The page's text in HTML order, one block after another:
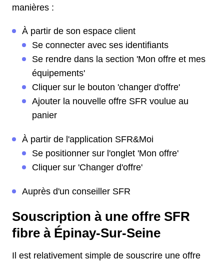
manières :
À partir de son espace client
Se connecter avec ses identifiants
Se rendre dans la section 'Mon offre et mes
équipements'
Cliquer sur le bouton 'changer d'offre'
Ajouter la nouvelle offre SFR voulue au
panier
À partir de l'application SFR&Moi
Se positionner sur l'onglet 'Mon offre'
Cliquer sur 'Changer d'offre'
Auprès d'un conseiller SFR
Souscription à une offre SFR
fibre à Épinay-Sur-Seine
Il est relativement simple de souscrire une offre